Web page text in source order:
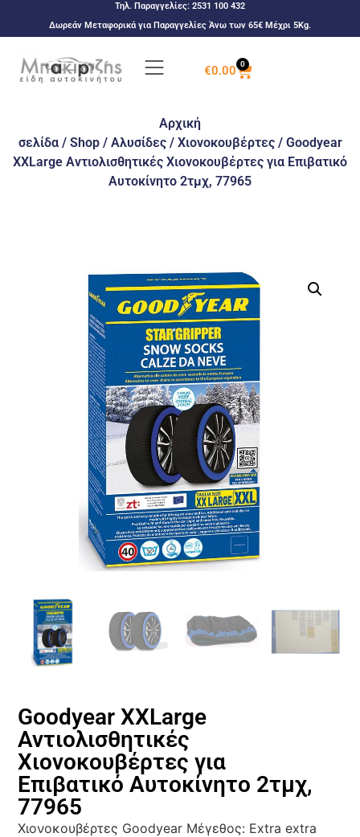
Τηλ. Παραγγελίες: 2531 100 432
Δωρεάν Μεταφορικά για Παραγγελίες Άνω των 65€ Μέχρι 5Kg.
€0.00 0
Αρχική
σελίδα/ Shop/ Αλυσίδες/ Χιονοκουβέρτες/ Goodyear
XXLarge Αντιολισθητικές Χιονοκουβέρτες για Επιβατικό
Αυτοκίνητο 2τμχ, 77965
Goodyear XXLarge
Αντιολισθητικές
Χιονοκουβέρτες για
Επιβατικό Αυτοκίνητο 2τμχ,
77965
Χιονοκουβέρτες Goodyear Μέγεθος: Extra extra